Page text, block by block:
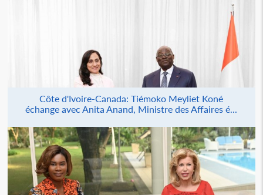
Côte d'Ivoire-Canada: Tiémoko Meyliet Koné
échange avec Anita Anand, Ministre des Affaires é...